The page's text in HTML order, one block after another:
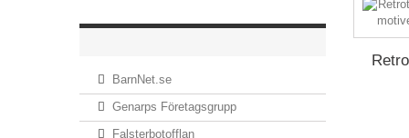
BarnNet.se
Genarps Företagsgrupp
Falsterbotofflan